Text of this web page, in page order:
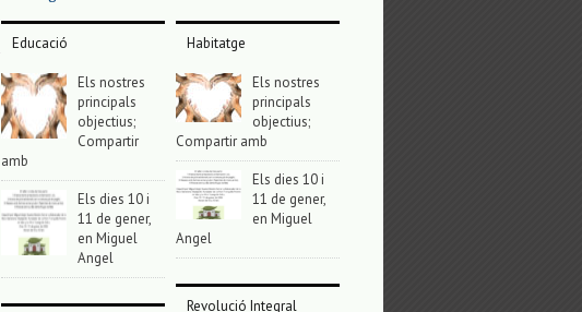
Educació
Els nostres
principals
objectius;
Compartir
amb
Els dies 10 i
11 de gener,
en Miguel
Angel
Habitatge
Els nostres
principals
objectius;
Compartir amb
Els dies 10 i
11 de gener,
en Miguel
Angel
Revolució Integral